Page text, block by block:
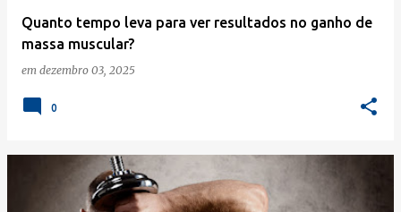
Quanto tempo leva para ver resultados no ganho de
massa muscular?
em dezembro 03, 2025
0